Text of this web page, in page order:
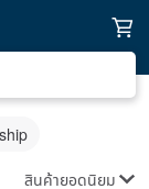
สินค้ายอดนิยม